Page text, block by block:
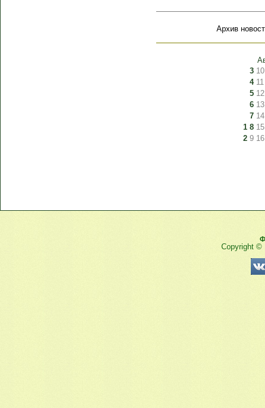
Архив
3 10
4 11
5 12
6 13
7 14
1 8 15
2 9 16
Copyright ©